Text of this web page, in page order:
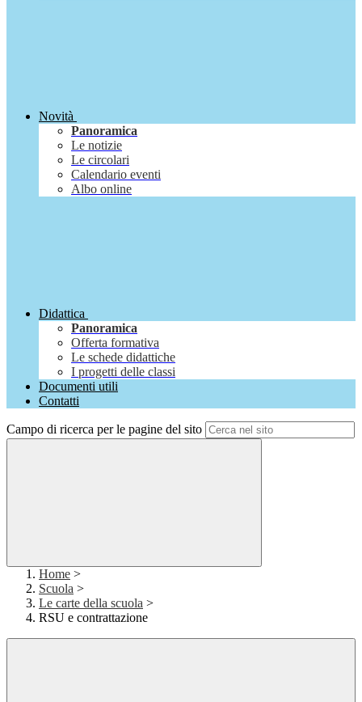
Novità
Panoramica
Le notizie
Le circolari
Calendario eventi
Albo online
Didattica
Panoramica
Offerta formativa
Le schede didattiche
I progetti delle classi
Documenti utili
Contatti
Campo di ricerca per le pagine del sito
Home >
Scuola >
Le carte della scuola >
RSU e contrattazione